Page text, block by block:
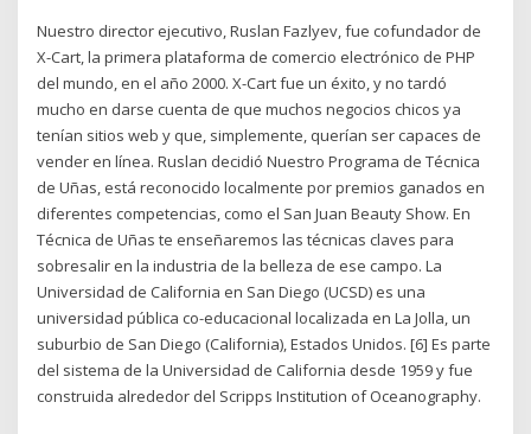
Nuestro director ejecutivo, Ruslan Fazlyev, fue cofundador de
X-Cart, la primera plataforma de comercio electrónico de PHP
del mundo, en el año 2000. X-Cart fue un éxito, y no tardó
mucho en darse cuenta de que muchos negocios chicos ya
tenían sitios web y que, simplemente, querían ser capaces de
vender en línea. Ruslan decidió Nuestro Programa de Técnica
de Uñas, está reconocido localmente por premios ganados en
diferentes competencias, como el San Juan Beauty Show. En
Técnica de Uñas te enseñaremos las técnicas claves para
sobresalir en la industria de la belleza de ese campo. La
Universidad de California en San Diego (UCSD) es una
universidad pública co-educacional localizada en La Jolla, un
suburbio de San Diego (California), Estados Unidos. [6] Es parte
del sistema de la Universidad de California desde 1959 y fue
construida alrededor del Scripps Institution of Oceanography.